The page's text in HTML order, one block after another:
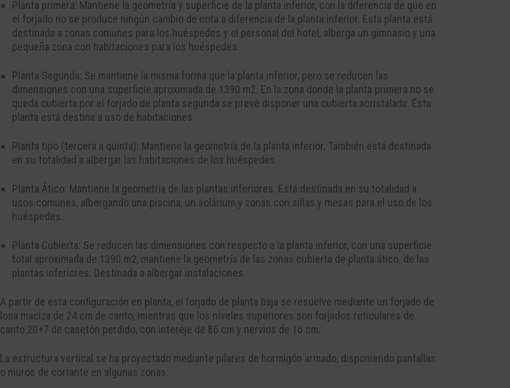
Planta primera: Mantiene la geometría y superficie de la planta inferior, con la diferencia de que en
el forjado no se produce ningún cambio de cota a diferencia de la planta inferior. Esta planta está
destinada a zonas comunes para los huéspedes y el personal del hotel, alberga un gimnasio y una
pequeña zona con habitaciones para los huéspedes.
Planta Segunda: Se mantiene la misma forma que la planta inferior, pero se reducen las
dimensiones con una superficie aproximada de 1390 m2. En la zona donde la planta primera no se
queda cubierta por el forjado de planta segunda se prevé disponer una cubierta acristalada. Esta
planta está destina a uso de habitaciones.
Planta tipo (tercera a quinta): Mantiene la geometría de la planta inferior. También está destinada
en su totalidad a albergar las habitaciones de los huéspedes.
Planta Ático: Mantiene la geometría de las plantas inferiores. Está destinada en su totalidad a
usos comunes, albergando una piscina, un solárium y zonas con sillas y mesas para el uso de los
huéspedes.
Planta Cubierta: Se reducen las dimensiones con respecto a la planta inferior, con una superficie
total aproximada de 1390 m2, mantiene la geometría de las zonas cubierta de planta ático. de las
plantas inferiores. Destinada a albergar instalaciones.
A partir de esta configuración en planta, el forjado de planta baja se resuelve mediante un forjado de
losa maciza de 24 cm de canto, mientras que los niveles superiores son forjados reticulares de
canto 20+7 de casetón perdido, con intereje de 86 cm y nervios de 16 cm.
La estructura vertical se ha proyectado mediante pilares de hormigón armado, disponiendo pantallas
o muros de cortante en algunas zonas.